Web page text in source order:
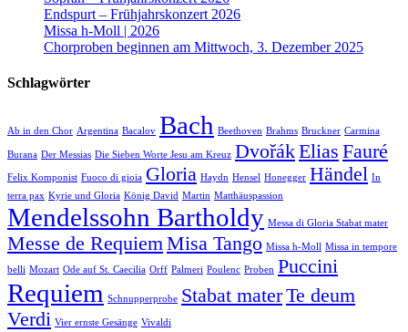
Endspurt – Frühjahrskonzert 2026
Missa h-Moll | 2026
Chorproben beginnen am Mittwoch, 3. Dezember 2025
Schlagwörter
Ab in den Chor Argentina Bacalov Bach Beethoven Brahms Bruckner Carmina
Burana Der Messias Die Sieben Worte Jesu am Kreuz DvořákElias Fauré
Felix Komponist Fuoco di gioia Gloria Haydn Hensel Honegger Händel In
terra pax Kyrie und Gloria König David Martin Matthäuspassion
Mendelssohn Bartholdy Messa di Gloria Stabat mater
Messe de RequiemMisa Tango Missa h-Moll Missa in tempore
belli Mozart Ode auf St. Caecilia Orff Palmeri Poulenc Proben Puccini
Requiem Schnupperprobe Stabat materTe deum
Verdi Vier ernste Gesänge Vivaldi